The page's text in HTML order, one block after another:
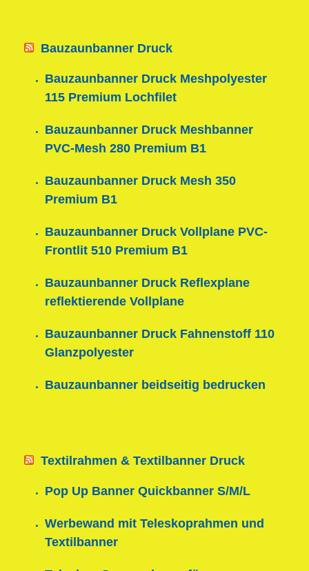
Bauzaunbanner Druck
Bauzaunbanner Druck Meshpolyester
115 Premium Lochfilet
Bauzaunbanner Druck Meshbanner
PVC-Mesh 280 Premium B1
Bauzaunbanner Druck Mesh 350
Premium B1
Bauzaunbanner Druck Vollplane PVC-
Frontlit 510 Premium B1
Bauzaunbanner Druck Reflexplane
reflektierende Vollplane
Bauzaunbanner Druck Fahnenstoff 110
Glanzpolyester
Bauzaunbanner beidseitig bedrucken
Textilrahmen & Textilbanner Druck
Pop Up Banner Quickbanner S/M/L
Werbewand mit Teleskoprahmen und
Textilbanner